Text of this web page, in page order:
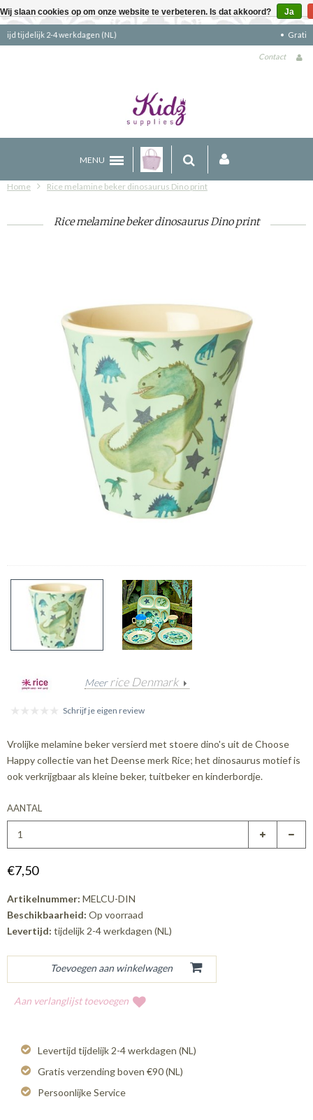
Contact
MENU
Home Rice melamine beker dinosaurus Dino print
Rice melamine beker dinosaurus Dino print
Meerrice Denmark
Schrijf je eigen review
Vrolijke melamine beker versierd met stoere dino's uit de Choose
Happy collectie van het Deense merk Rice; het dinosaurus motief is
ook verkrijgbaar als kleine beker, tuitbeker en kinderbordje.
AANTAL
€7,50
Artikelnummer: MELCU-DIN
Beschikbaarheid: Op voorraad
Levertijd: tijdelijk 2-4 werkdagen (NL)
Aan verlanglijst toevoegen
Levertijd tijdelijk 2-4 werkdagen (NL)
Gratis verzending boven €90 (NL)
Persoonlijke Service
Wij slaan cookies op om onze website te verbeteren. Is dat akkoord? Ja